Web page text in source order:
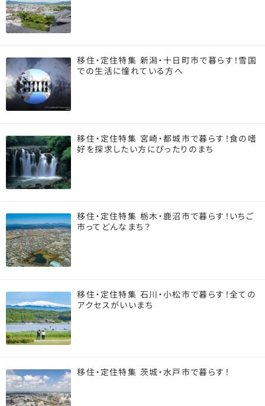
移住・定住特集 新潟・十日町市で暮らす！雪国
での生活に憧れている方へ
移住・定住特集 宮崎・都城市で暮らす！食の嗜
好を探求したい方にぴったりのまち
移住・定住特集 栃木・鹿沼市で暮らす！いちご
市ってどんなまち？
移住・定住特集 石川・小松市で暮らす！全ての
アクセスがいいまち
移住・定住特集 茨城・水戸市で暮らす！